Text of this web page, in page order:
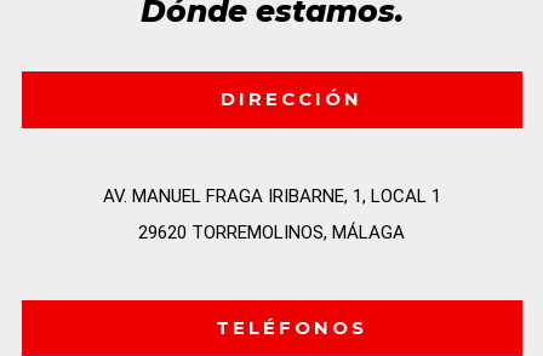
Dónde estamos.
DIRECCIÓN
AV. MANUEL FRAGA IRIBARNE, 1, LOCAL 1
29620 TORREMOLINOS, MÁLAGA
TELÉFONOS